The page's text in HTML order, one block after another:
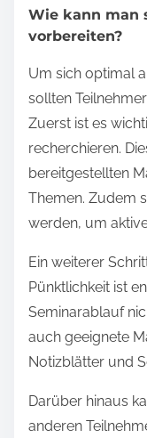
Wie kann man
vorbereiten?
Um sich optimal
sollten
Zuerst ist es
recherchieren.
bereitgestellten
Themen. Zudem
werden, um
Ein weiterer
Pünktlichkeit ist
Seminarablauf
auch geeignete
Notizblätter und
Darüber hinaus
anderen